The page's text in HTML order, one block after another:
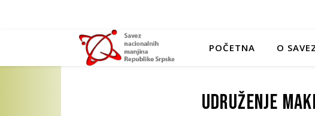
POČETNA O
Udruženje